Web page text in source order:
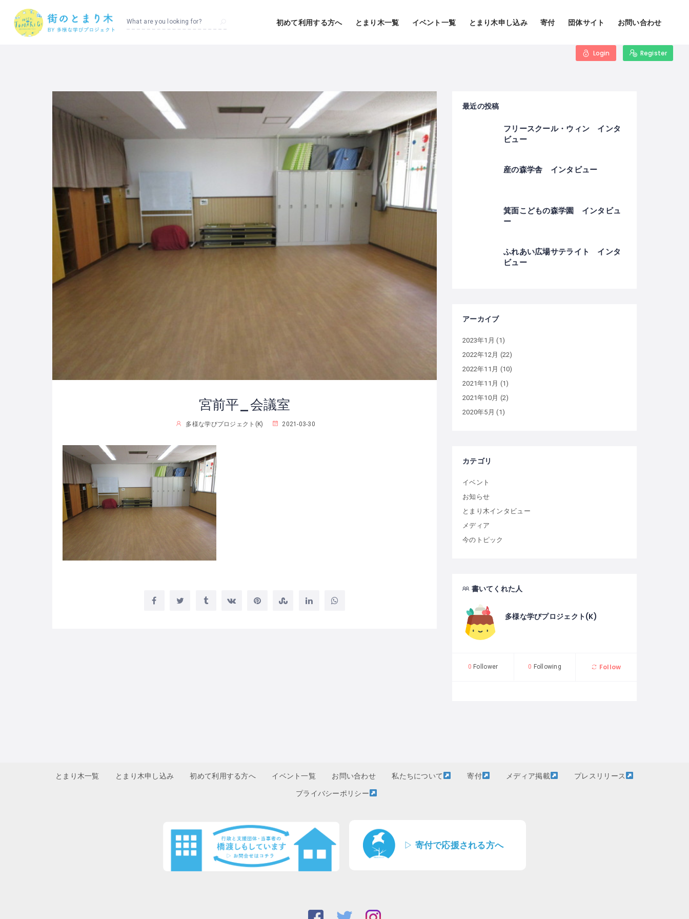
What are you looking for? 初めて利用する方へ とまり木一覧 イベント一覧 とまり木申し込み 寄付 団体サイト お問い合わせ
Login Register
宮前平_会議室
多様な学びプロジェクト(K) 2021-03-30
最近の投稿
フリースクール・ウィン インタ
ビュー
産の森学舎 インタビュー
箕面こどもの森学園 インタビュ
ー
ふれあい広場サテライト インタ
ビュー
アーカイブ
2023年1月 (1)
2022年12月 (22)
2022年11月 (10)
2021年11月 (1)
2021年10月 (2)
2020年5月 (1)
カテゴリ
イベント
お知らせ
とまり木インタビュー
メディア
今のトピック
書いてくれた人
多様な学びプロジェクト(K)
0 Follower 0 Following Follow
とまり木一覧 とまり木申し込み 初めて利用する方へ イベント一覧 お問い合わせ 私たちについて 寄付 メディア掲載 プレスリリース
プライバシーポリシー
▷ 寄付で応援される方へ